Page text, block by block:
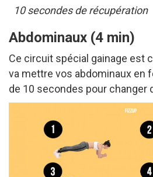
10 secondes de récupération
Abdominaux (4 min)
Ce circuit spécial gainage est
va mettre vos abdominaux en
de 10 secondes pour changer